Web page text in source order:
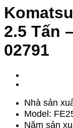
2.5 Tấn
02791
Nhà sản
Model:
Năm sản